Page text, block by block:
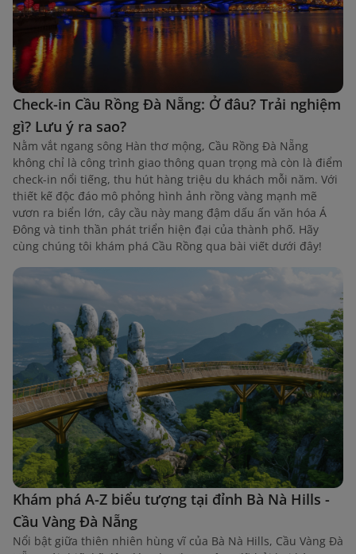
Check-in Cầu Rồng Đà Nẵng: Ở đâu? Trải nghiệm
gì? Lưu ý ra sao?
Nằm vắt ngang sông Hàn thơ mộng, Cầu Rồng Đà Nẵng
không chỉ là công trình giao thông quan trọng mà còn là điểm
check-in nổi tiếng, thu hút hàng triệu du khách mỗi năm. Với
thiết kế độc đáo mô phỏng hình ảnh rồng vàng mạnh mẽ
vươn ra biển lớn, cây cầu này mang đậm dấu ấn văn hóa Á
Đông và tinh thần phát triển hiện đại của thành phố. Hãy
cùng chúng tôi khám phá Cầu Rồng qua bài viết dưới đây!
Khám phá A-Z biểu tượng tại đỉnh Bà Nà Hills -
Cầu Vàng Đà Nẵng
Nổi bật giữa thiên nhiên hùng vĩ của Bà Nà Hills, Cầu Vàng Đà